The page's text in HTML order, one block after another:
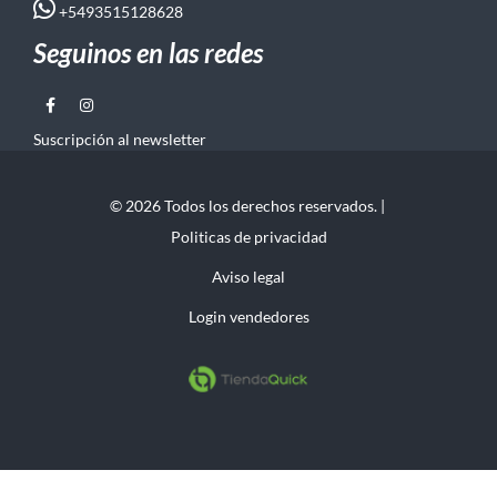
+5493515128628
Seguinos en las redes
Suscripción al newsletter
© 2026 Todos los derechos reservados. |
Politicas de privacidad
Aviso legal
Login vendedores